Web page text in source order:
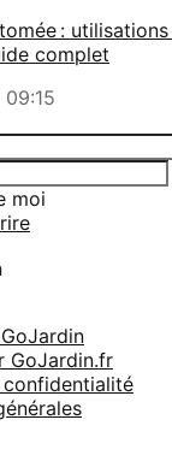
:
complet
moi
GoJardin.fr